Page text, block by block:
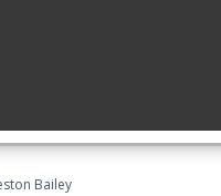
Bailey